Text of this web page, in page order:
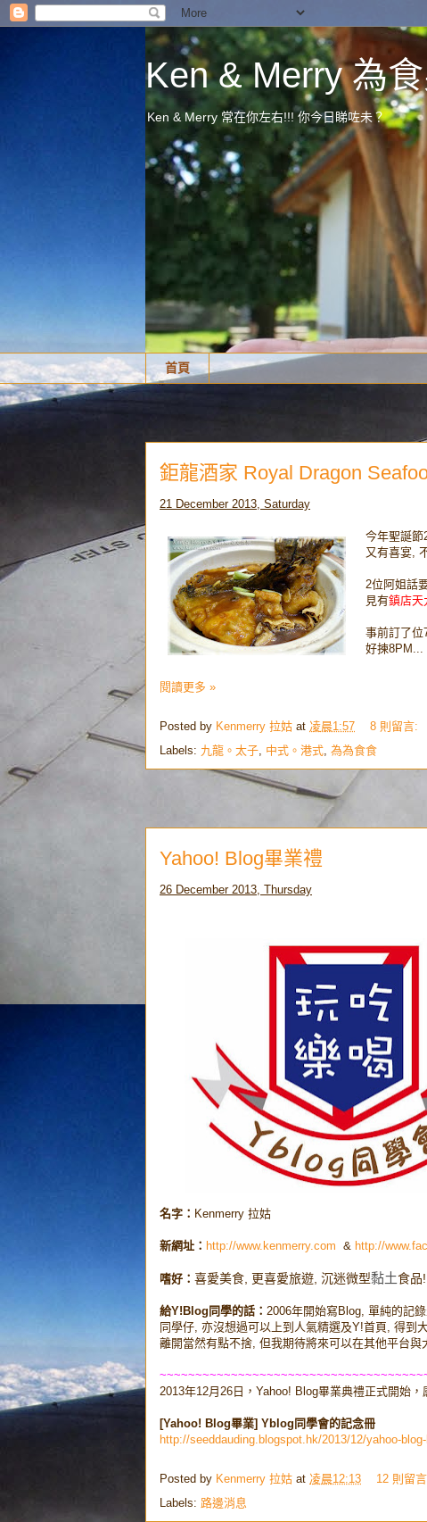
Ken & Merry 為
Ken & Merry 常在你左右!!! 你今日睇咗未？
首頁
鉅龍酒家 Royal Dragon
21 December 2013, Saturday
今年聖誕
又有喜宴,
2位阿姐話
見有鎮店天
事前訂了位
好揀8PM...
閱讀更多 »
Posted by Kenmerry 拉姑 at 凌晨1:57
8 則留言:
Labels: 九龍。太子 中式。港式 為為食食
Yahoo! Blog畢業禮
26 December 2013, Thursday
名字： Kenmerry 拉姑
新網址： http://www.kenmerry.com & http://
嗜好： 喜愛美食, 更喜愛旅遊, 沉迷微型黏土食品
給Y!Blog同學的話： 2006年開始寫Blog, 單純的記
同學仔, 亦沒想過可以上到人氣精選及Y!首頁, 得到
離開當然有點不捨, 但我期待將來可以在其他平台與
2013年12月26日，Yahoo! Blog畢業典禮正式開始
[Yahoo! Blog畢業] Yblog同學會的記念冊
http://seeddauding.blogspot.hk/2013/12/yahoo-
Posted by Kenmerry 拉姑 at 凌晨12:13
12 則留
Labels: 路邊消息